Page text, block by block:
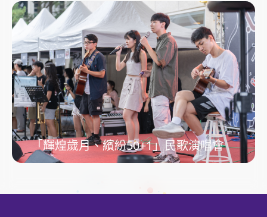
「輝煌歲月、繽紛50+1」民歌演唱會